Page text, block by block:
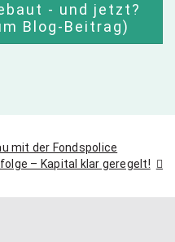
- und jetzt?
Blog-Beitrag)
mit der Fondspolice
– Kapital klar geregelt!